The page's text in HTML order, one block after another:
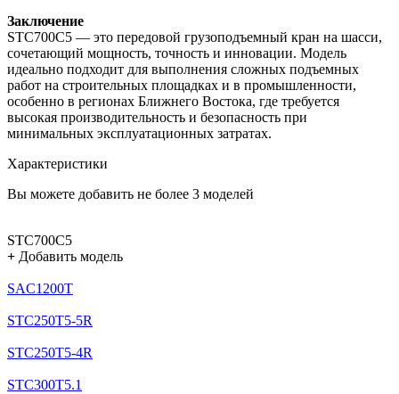
Заключение
STC700C5 — это передовой грузоподъемный кран на шасси,
сочетающий мощность, точность и инновации. Модель
идеально подходит для выполнения сложных подъемных
работ на строительных площадках и в промышленности,
особенно в регионах Ближнего Востока, где требуется
высокая производительность и безопасность при
минимальных эксплуатационных затратах.
Характеристики
Вы можете добавить не более 3 моделей
STC700C5
+ Добавить модель
SAC1200T
STC250T5-5R
STC250T5-4R
STC300T5.1